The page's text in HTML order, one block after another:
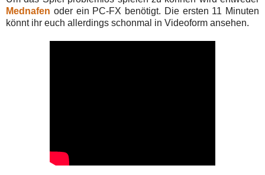
Mednafen oder ein PC-FX benötigt. Die ersten 11 Minuten
könnt ihr euch allerdings schonmal in Videoform ansehen.